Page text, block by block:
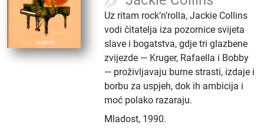
Uz ritam rock’n’rolla, Jackie Collins
vodi čitatelja iza pozornice svijeta
slave i bogatstva, gdje tri glazbene
zvijezde — Kruger, Rafaella i Bobby
— proživljavaju burne strasti, izdaje i
borbu za uspjeh, dok ih ambicija i
moć polako razaraju.
Mladost, 1990.